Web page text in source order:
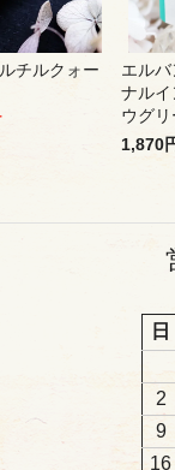
チルクォー
エルバ
ナルイ
ウグリ
1,870
日
2
9
16